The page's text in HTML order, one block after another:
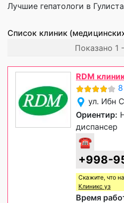
Лучшие гепатологи в
Список клиник
Показано 1
RDM
ул. Ибн
Ориентир:
диспансер
☎
+998-
Скажите, что
Клиникс уз
Время